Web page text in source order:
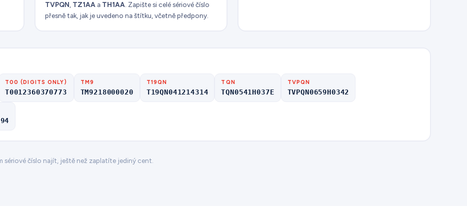
TVPQN TZ1AA a TH1AA . Zapište si celé sériové číslo
přesně tak, jak je uvedeno na štítku, včetně předpony.
T00 (DIGITS ONLY)
T0012360370773
TM9
TM9218000020
T19QN
T19QN041214314
TQN
TQN0541H037E
TVPQN
TVPQN0659H0342
sériové číslo najít, ještě než zaplatíte jediný cent.